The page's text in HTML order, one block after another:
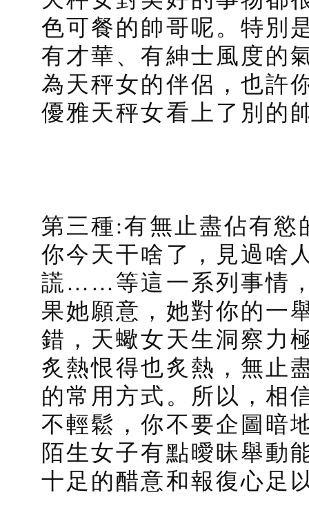
色可餐的帥哥呢。特別
有才華、有紳士風度的
為天秤女的伴侶，也許
優雅天秤女看上了別的
第三種:有無止盡佔有慾
你今天干啥了，見過啥
謊……等這一系列事情
果她願意，她對你的一
錯，天蠍女天生洞察力
炙熱恨得也炙熱，無止
的常用方式。所以，相
不輕鬆，你不要企圖暗
陌生女子有點曖昧舉動
十足的醋意和報復心足